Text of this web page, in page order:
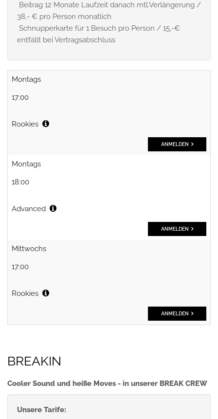
Beitrag 12 Monate Laufzeit danach mtl.Verlängerung /
38,- € pro Person monatlich
Schnupperkarte für 1 Besuch pro Person / 15,-€
entfällt bei Vertragsabschluss
Montags
17:00
Rookies
ANMELDEN
Montags
18:00
Advanced
ANMELDEN
Mittwochs
17:00
Rookies
ANMELDEN
BREAKIN
Cooler Sound und heiße Moves - in unserer BREAK CREW
Unsere Tarife: